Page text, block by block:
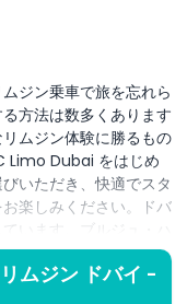
ジン乗車で旅を忘れら
方法は数多くあります
ムジン体験に勝るもの
Limo Dubai をはじめ
いただき、快適でスタ
楽しみください。ドバ
います。ブルジュ・ハ
あるダウンタウン・ド
ビル、高級ホテル、プ
探索しましょう。都市
ムジン ドバイ -